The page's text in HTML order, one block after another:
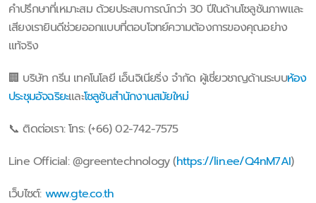
คำปรึกษาที่เหมาะสม ด้วยประสบการณ์กว่า 30 ปีในด้านโซลูชันภาพและ
เสียงเรายินดีช่วยออกแบบที่ตอบโจทย์ความต้องการของคุณอย่าง
แท้จริง
🏢 บริษัท กรีน เทคโนโลยี เอ็นจิเนียริ่ง จำกัด ผู้เชี่ยวชาญด้านระบบห้อง
ประชุมอัจฉริยะและโซลูชันสำนักงานสมัยใหม่
📞 ติดต่อเรา: โทร: (+66) 02-742-7575
Line Official: @greentechnology (https://lin.ee/Q4nM7AI)
เว็บไซต์: www.gte.co.th